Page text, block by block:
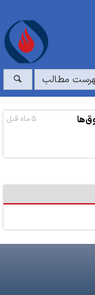
مطالب
۵ ماه قبل